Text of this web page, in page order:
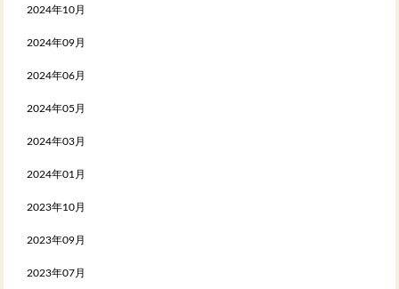
2024年10月
2024年09月
2024年06月
2024年05月
2024年03月
2024年01月
2023年10月
2023年09月
2023年07月